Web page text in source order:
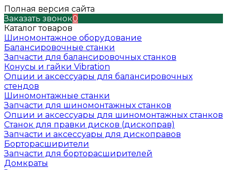
Полная версия сайта
Заказать звонок0
Каталог товаров
Шиномонтажное оборудование
Балансировочные станки
Запчасти для балансировочных станков
Конусы и гайки Vibration
Опции и аксессуары для балансировочных
стендов
Шиномонтажные станки
Запчасти для шиномонтажных станков
Опции и аксессуары для шиномонтажных станков
Станок для правки дисков (дископрав)
Запчасти и аксессуары для дископравов
Борторасширители
Запчасти для борторасширителей
Домкраты